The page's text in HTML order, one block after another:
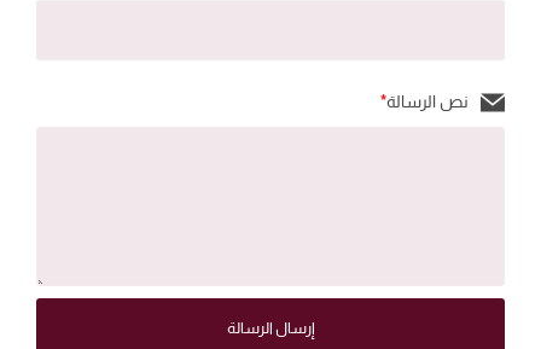
نص الرسالة*
إرسال الرسالة